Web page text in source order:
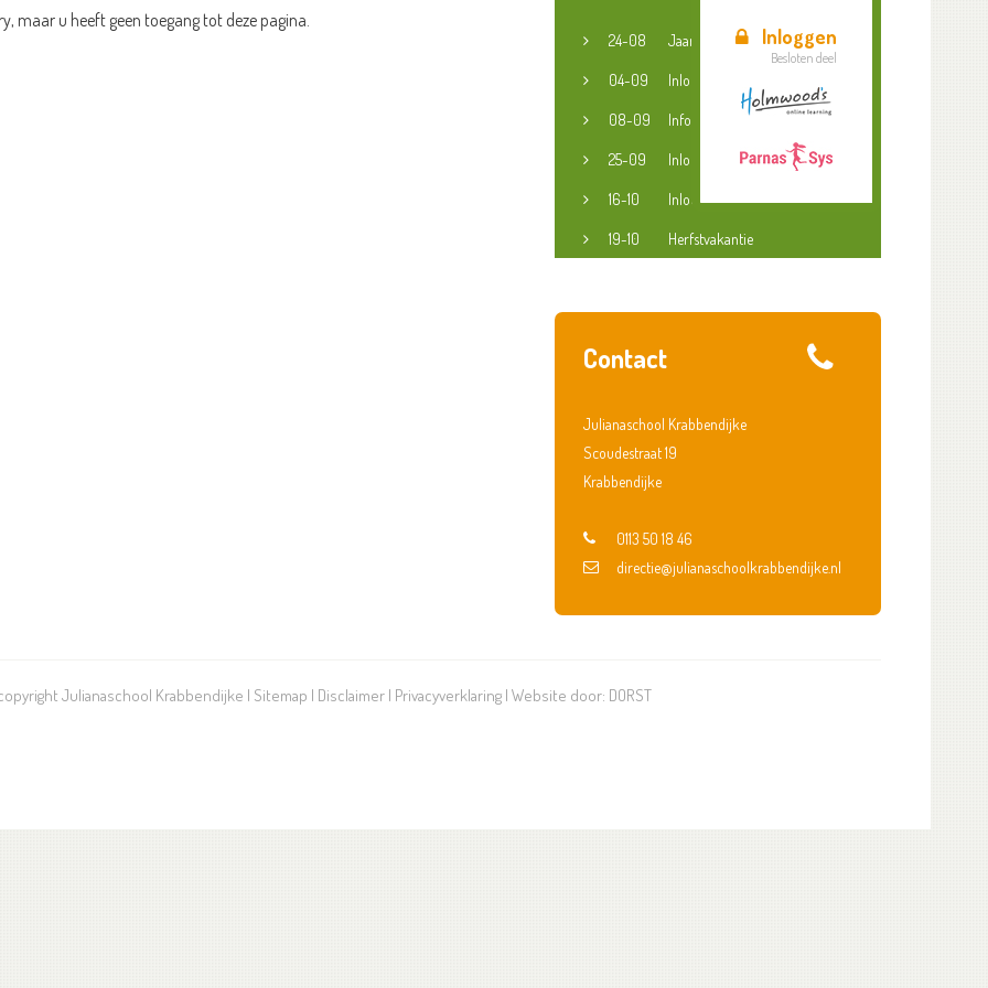
Inloggen
Besloten deel
maar u heeft geen toegang tot deze pagina.
24-08 Jaaropening
04-09 Inloopspreekuur jeugdconsulent
08-09 Informatieavond groep 3-8
25-09 Inloopspreekuur jeugdconsulent
16-10 Inloopspreekuur jeugdconsulent
19-10 Herfstvakantie
Contact
Julianaschool Krabbendijke
Scoudestraat 19
Krabbendijke
0113 50 18 46
directie@julianaschoolkrabbendijke.nl
Julianaschool Krabbendijke | Sitemap | Disclaimer | Privacyverklaring | Website door: DORST